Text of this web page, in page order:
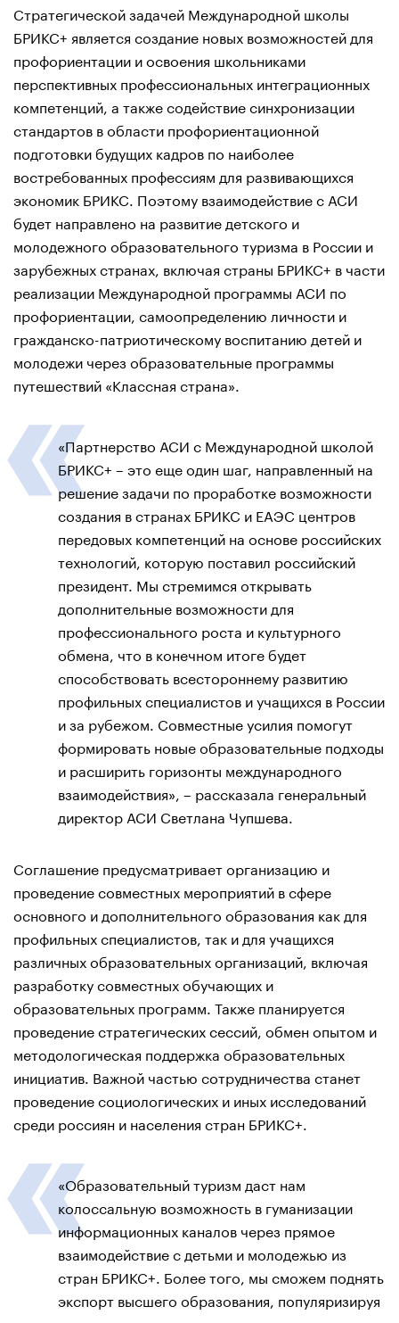
Стратегической задачей Международной школы
БРИКС+ является создание новых возможностей для
профориентации и освоения школьниками
перспективных профессиональных интеграционных
компетенций, а также содействие синхронизации
стандартов в области профориентационной
подготовки будущих кадров по наиболее
востребованных профессиям для развивающихся
экономик БРИКС. Поэтому взаимодействие с АСИ
будет направлено на развитие детского и
молодежного образовательного туризма в России и
зарубежных странах, включая страны БРИКС+ в части
реализации Международной программы АСИ по
профориентации, самоопределению личности и
гражданско-патриотическому воспитанию детей и
молодежи через образовательные программы
путешествий «Классная страна».
«Партнерство АСИ с Международной школой
БРИКС+ – это еще один шаг, направленный на
решение задачи по проработке возможности
создания в странах БРИКС и ЕАЭС центров
передовых компетенций на основе российских
технологий, которую поставил российский
президент. Мы стремимся открывать
дополнительные возможности для
профессионального роста и культурного
обмена, что в конечном итоге будет
способствовать всестороннему развитию
профильных специалистов и учащихся в России
и за рубежом. Совместные усилия помогут
формировать новые образовательные подходы
и расширить горизонты международного
взаимодействия», – рассказала генеральный
директор АСИ Светлана Чупшева.
Соглашение предусматривает организацию и
проведение совместных мероприятий в сфере
основного и дополнительного образования как для
профильных специалистов, так и для учащихся
различных образовательных организаций, включая
разработку совместных обучающих и
образовательных программ. Также планируется
проведение стратегических сессий, обмен опытом и
методологическая поддержка образовательных
инициатив. Важной частью сотрудничества станет
проведение социологических и иных исследований
среди россиян и населения стран БРИКС+.
«Образовательный туризм даст нам
колоссальную возможность в гуманизации
информационных каналов через прямое
взаимодействие с детьми и молодежью из
стран БРИКС+. Более того, мы сможем поднять
экспорт высшего образования, популяризируя